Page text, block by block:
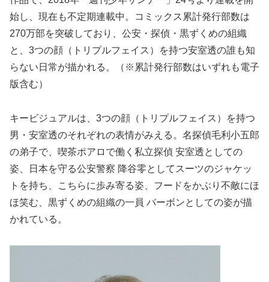
始し、現在も不定期連載中。コミックス累計発行部数は
270万部を突破しており、公安・探偵・黒ずくめの組織
と、3つの顔（トリプルフェイス）を持つ安室透の誰も知
らない日常が描かれる。（※累計発行部数はいずれも電子
版含む）
キービジュアルは、3つの顔（トリプルフェイス）を持つ
男・安室透のそれぞれの表情がみえる。名探偵毛利小五郎
の弟子で、喫茶ポアロで働く私立探偵 安室透としての
姿、日本を守る公安警察 降谷零としてスーツのジャケッ
トを持ち、こちらに歩み寄る姿、フードをかぶり不敵にほ
ほ笑む、黒ずくめの組織の一員 バーボンとしての姿が描
かれている。